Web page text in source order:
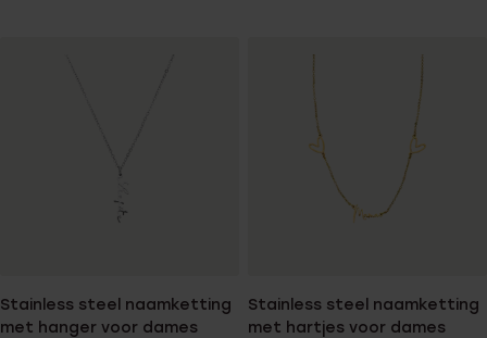
Stainless steel naamketting
met hanger voor dames
Stainless steel naamketting
met hartjes voor dames